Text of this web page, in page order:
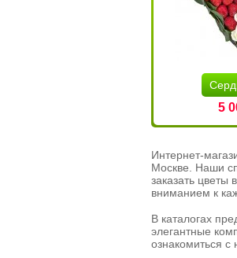
5
Интернет-
Москве. Наши
заказать
вниманием к
В каталогах
элегантные
ознакомиться